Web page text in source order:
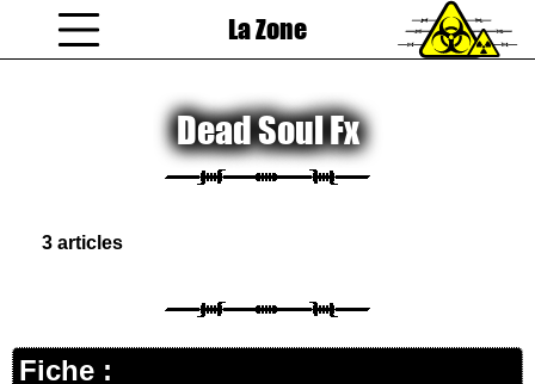
La Zone
Dead Soul Fx
3 articles
Fiche :